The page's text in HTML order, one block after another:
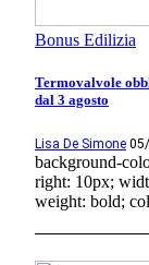
Bonus Edilizia
Termovalvole
dal 3 agosto
Lisa De Simone
background-
right: 10px;
weight: bold;